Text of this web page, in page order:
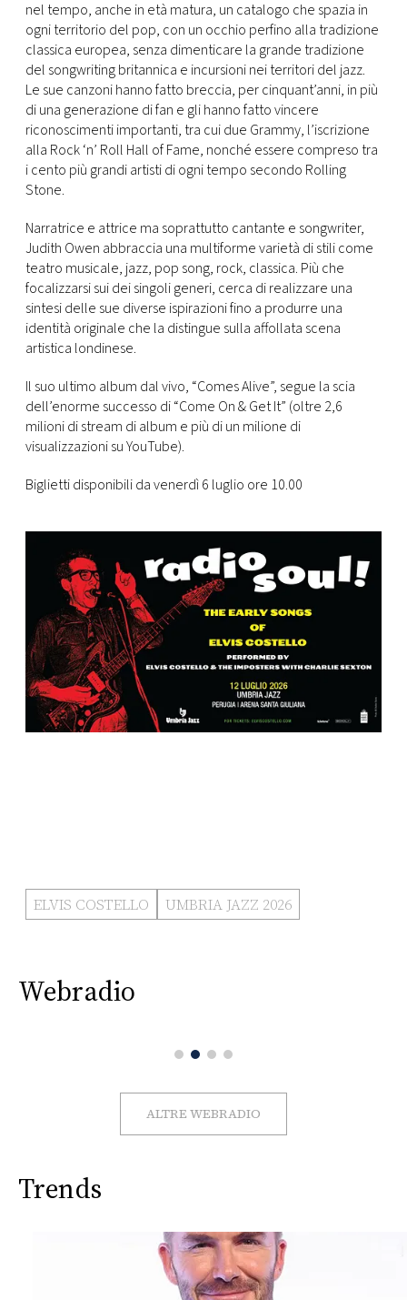
nel tempo, anche in età matura, un catalogo che spazia in
ogni territorio del pop, con un occhio perfino alla tradizione
classica europea, senza dimenticare la grande tradizione
del songwriting britannica e incursioni nei territori del jazz.
Le sue canzoni hanno fatto breccia, per cinquant’anni, in più
di una generazione di fan e gli hanno fatto vincere
riconoscimenti importanti, tra cui due Grammy, l’iscrizione
alla Rock ‘n’ Roll Hall of Fame, nonché essere compreso tra
i cento più grandi artisti di ogni tempo secondo Rolling
Stone.
Narratrice e attrice ma soprattutto cantante e songwriter,
Judith Owen abbraccia una multiforme varietà di stili come
teatro musicale, jazz, pop song, rock, classica. Più che
focalizzarsi sui dei singoli generi, cerca di realizzare una
sintesi delle sue diverse ispirazioni fino a produrre una
identità originale che la distingue sulla affollata scena
artistica londinese.
Il suo ultimo album dal vivo, “Comes Alive”, segue la scia
dell’enorme successo di “Come On & Get It” (oltre 2,6
milioni di stream di album e più di un milione di
visualizzazioni su YouTube).
Biglietti disponibili da venerdì 6 luglio ore 10.00
ELVIS COSTELLO UMBRIA JAZZ 2026
Webradio
ALTRE WEBRADIO
Trends